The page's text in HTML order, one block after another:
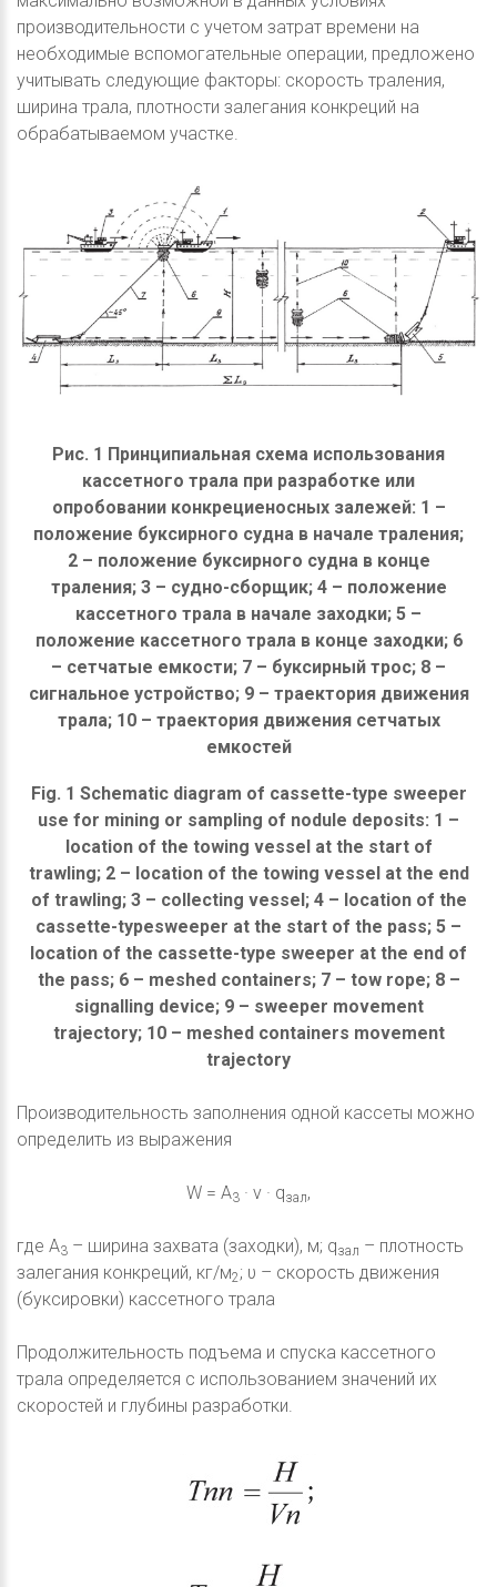
производительности с учетом затрат времени на
необходимые вспомогательные операции, предложено
учитывать следующие факторы: скорость траления,
ширина трала, плотности залегания конкреций на
обрабатываемом участке.
Рис. 1 Принципиальная схема использования
кассетного трала при разработке или
опробовании конкрециеносных залежей: 1 –
положение буксирного судна в начале траления;
2 – положение буксирного судна в конце
траления; 3 – судно-сборщик; 4 – положение
кассетного трала в начале заходки; 5 –
положение кассетного трала в конце заходки; 6
– сетчатые емкости; 7 – буксирный трос; 8 –
сигнальное устройство; 9 – траектория движения
трала; 10 – траектория движения сетчатых
емкостей
Fig. 1 Schematic diagram of cassette-type sweeper
use for mining or sampling of nodule deposits: 1 –
location of the towing vessel at the start of
trawling; 2 – location of the towing vessel at the end
of trawling; 3 – collecting vessel; 4 – location of the
cassette-typesweeper at the start of the pass; 5 –
location of the cassette-type sweeper at the end of
the pass; 6 – meshed containers; 7 – tow rope; 8 –
signalling device; 9 – sweeper movement
trajectory; 10 – meshed containers movement
trajectory
Производительность заполнения одной кассеты можно
определить из выражения
W = A3 · v · qзал,
где A3 – ширина захвата (заходки), м; qзал – плотность
залегания конкреций, кг/м2; υ – скорость движения
(буксировки) кассетного трала
Продолжительность подъема и спуска кассетного
трала определяется с использованием значений их
скоростей и глубины разработки.